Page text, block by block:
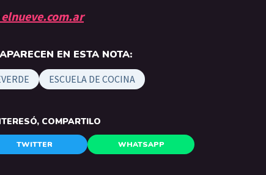
elnueve.com.ar
EN ESTA NOTA:
ESCUELA DE COCINA
COMPARTILO
TWITTER WHATSAPP